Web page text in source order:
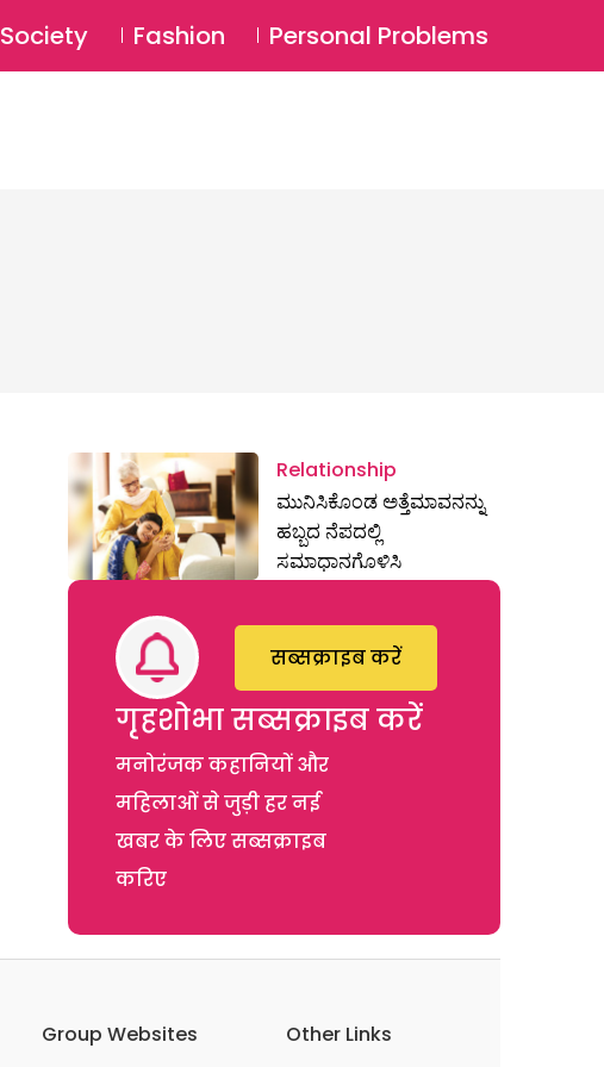
SUBSCRIBE Login ⚲
Society Fashion Personal Problems
Relationship
ಮುನಿಸಿಕೊಂಡ ಅತ್ತೆಮಾವನನ್ನು
ಹಬ್ಬದ ನೆಪದಲ್ಲಿ
ಸಮಾಧಾನಗೊಳಿಸಿ
गृहशोभा सब्सक्राइब करें
मनोरंजक कहानियों और
महिलाओं से जुड़ी हर नई
खबर के लिए सब्सक्राइब
करिए
सब्सक्राइब करें
Group Websites Other Links